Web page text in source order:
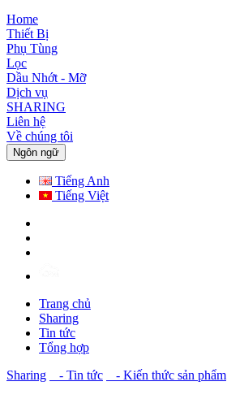
Home
Thiết Bị
Phụ Tùng
Lọc
Dầu Nhớt - Mỡ
Dịch vụ
SHARING
Liên hệ
Về chúng tôi
Ngôn ngữ
Tiếng Anh
Tiếng Việt
Trang chủ
Sharing
Tin tức
Tổng hợp
Sharing
- Tin tức - Kiến thức sản phẩm